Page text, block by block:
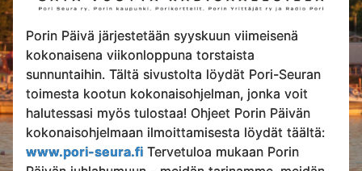
Porin Päivä järjestetään syyskuun viimeisenä
kokonaisena viikonloppuna torstaista
sunnuntaihin. Tältä sivustolta löydät Pori-Seuran
toimesta kootun kokonaisohjelman, jonka voit
halutessasi myös tulostaa! Ohjeet Porin Päivän
kokonaisohjelmaan ilmoittamisesta löydät täältä:
www.pori-seura.fi Tervetuloa mukaan Porin